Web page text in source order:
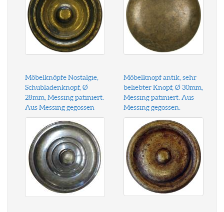
Möbelknöpfe Nostalgie,
Schubladenknopf, Ø
28mm, Messing patiniert.
Aus Messing gegossen
Möbelknopf antik, sehr
beliebter Knopf, Ø 30mm,
Messing patiniert. Aus
Messing gegossen.